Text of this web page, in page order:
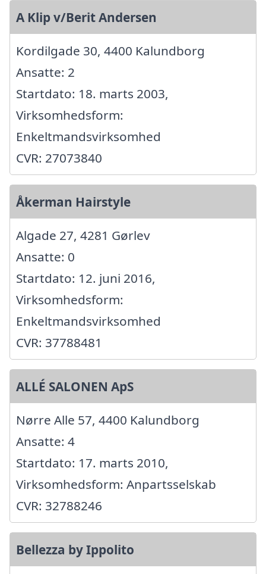
A Klip v/Berit Andersen
Kordilgade 30, 4400 Kalundborg
Ansatte: 2
Startdato: 18. marts 2003,
Virksomhedsform:
Enkeltmandsvirksomhed
CVR: 27073840
Åkerman Hairstyle
Algade 27, 4281 Gørlev
Ansatte: 0
Startdato: 12. juni 2016,
Virksomhedsform:
Enkeltmandsvirksomhed
CVR: 37788481
ALLÉ SALONEN ApS
Nørre Alle 57, 4400 Kalundborg
Ansatte: 4
Startdato: 17. marts 2010,
Virksomhedsform: Anpartsselskab
CVR: 32788246
Bellezza by Ippolito